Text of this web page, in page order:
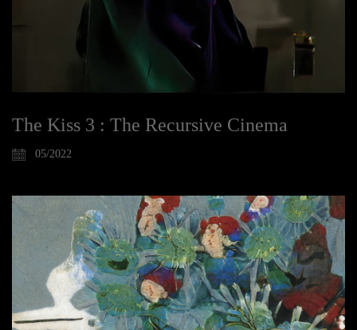
The Kiss 3 : The Recursive Cinema
05/2022